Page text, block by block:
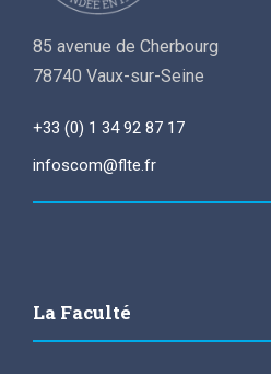
85 avenue de Cherbourg
78740 Vaux-sur-Seine
+33 (0) 1 34 92 87 17
infoscom@flte.fr
La Faculté